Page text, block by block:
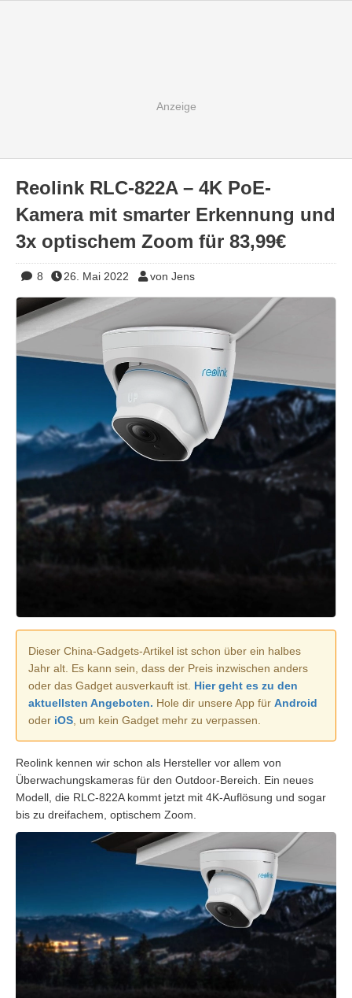
Reolink RLC-822A – 4K PoE-
Kamera mit smarter Erkennung und
3x optischem Zoom für 83,99€
8 26. Mai 2022 von Jens
Dieser China-Gadgets-Artikel ist schon über ein halbes
Jahr alt. Es kann sein, dass der Preis inzwischen anders
oder das Gadget ausverkauft ist. Hier geht es zu den
aktuellsten Angeboten. Hole dir unsere App für Android
oder iOS , um kein Gadget mehr zu verpassen.
Reolink kennen wir schon als Hersteller vor allem von
Überwachungskameras für den Outdoor-Bereich. Ein neues
Modell, die RLC-822A kommt jetzt mit 4K-Auflösung und sogar
bis zu dreifachem, optischem Zoom.